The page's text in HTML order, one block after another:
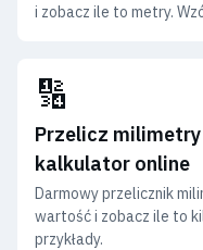
i zobacz ile to metry.
🔢
Przelicz
kalkulator online
Darmowy przelicznik
wartość i zobacz ile to
przykłady.